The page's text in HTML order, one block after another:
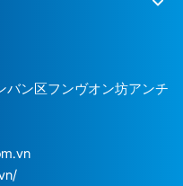
バン区フンヴオン坊アンチ